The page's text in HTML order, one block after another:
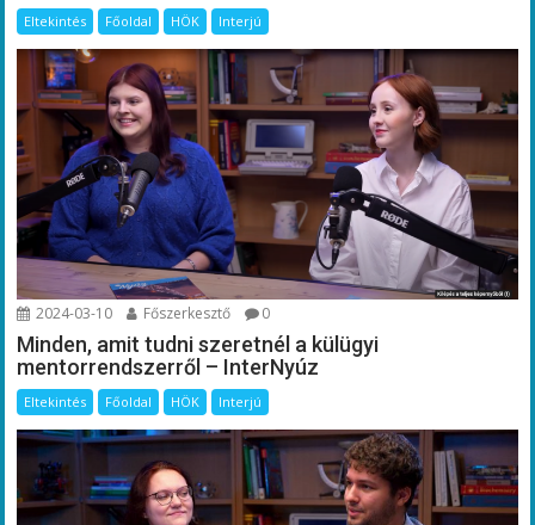
Eltekintés Főoldal HÖK Interjú
2024-03-10 Főszerkesztő 0
Minden, amit tudni szeretnél a külügyi
mentorrendszerről – InterNyúz
Eltekintés Főoldal HÖK Interjú